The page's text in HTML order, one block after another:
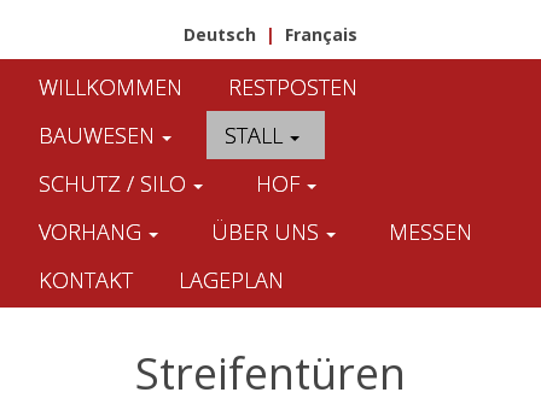
Deutsch | Français
WILLKOMMEN
RESTPOSTEN
BAUWESEN
STALL
SCHUTZ / SILO
HOF
VORHANG
ÜBER UNS
MESSEN
KONTAKT
LAGEPLAN
Streifentüren